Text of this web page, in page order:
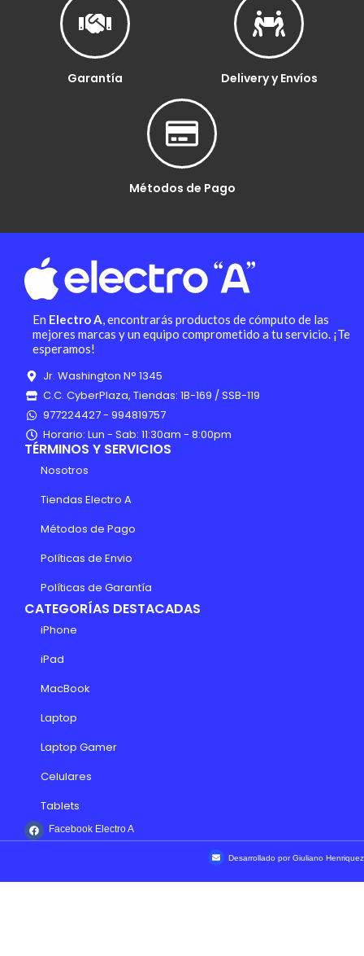
Garantía Delivery y Envíos
Métodos de Pago
En Electro A, encontrarás productos de cómputo de las
mejores marcas y un equipo comprometido a tu servicio. ¡Te
esperamos!
Jr. Washington N° 1345
C.C. CyberPlaza, Tiendas: 1B-169 / SSB-119
977224427 - 994819757
Horario: Lun - Sab: 11:30am - 8:00pm
TÉRMINOS Y SERVICIOS
Nosotros
Tiendas Electro A
Métodos de Pago
Políticas de Envio
Políticas de Garantía
CATEGORÍAS DESTACADAS
iPhone
iPad
MacBook
Laptop
Laptop Gamer
Celulares
Tablets
Facebook Electro A
Desarrollado por Giuliano Henriquez